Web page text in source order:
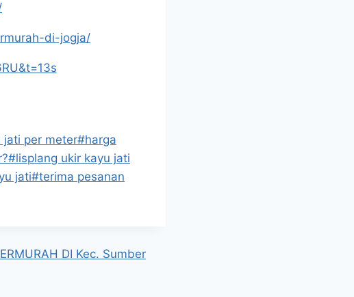
di-jogja/
jati per meter#harga
#lisplang ukir kayu jati
jati#terima pesanan
DI Kec. Sumber